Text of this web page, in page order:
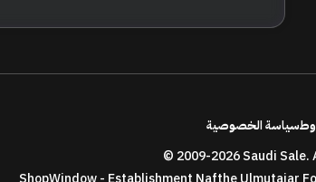
سياسة الخصوصية
© 2009-2026 Saudi